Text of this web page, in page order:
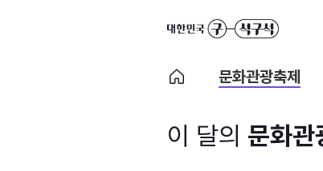
문화관광축제
이 달의 문화관